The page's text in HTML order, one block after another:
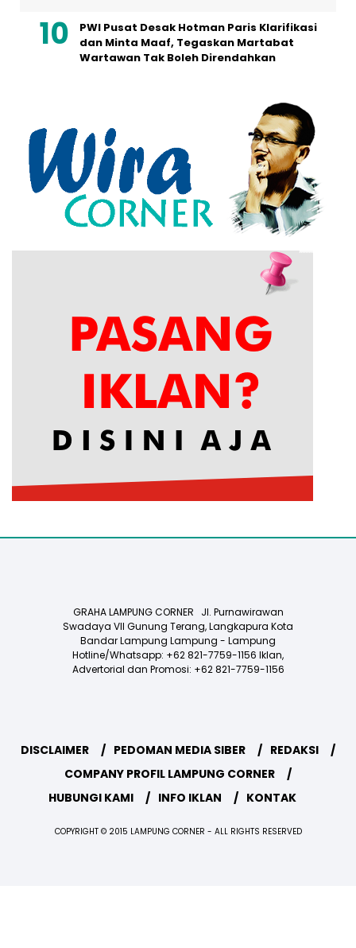
PWI Pusat Desak Hotman Paris Klarifikasi
dan Minta Maaf, Tegaskan Martabat
Wartawan Tak Boleh Direndahkan
GRAHA LAMPUNG CORNER Jl. Purnawirawan
Swadaya VII Gunung Terang, Langkapura Kota
Bandar Lampung Lampung - Lampung
Hotline/Whatsapp: +62 821-7759-1156 Iklan,
Advertorial dan Promosi: +62 821-7759-1156
DISCLAIMER PEDOMAN MEDIA SIBER
REDAKSI
COMPANY PROFIL LAMPUNG CORNER
HUBUNGI KAMI
INFO IKLAN KONTAK
COPYRIGHT © 2015 LAMPUNG CORNER - ALL RIGHTS RESERVED